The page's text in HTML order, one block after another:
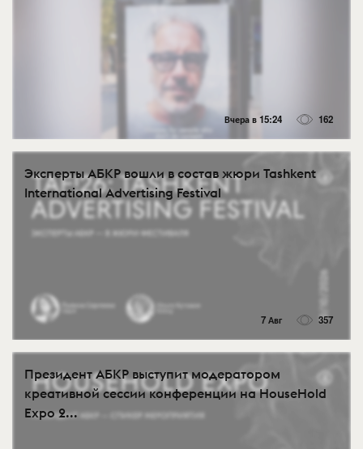
Вчера в 15:24 162
Эксперты АБКР вошли в состав жюри Tashkent
International Advertising Festival
7 Авг 357
Президент АБКР выступит модератором
креативной сессии конференции на HouseHold
Expo 2...